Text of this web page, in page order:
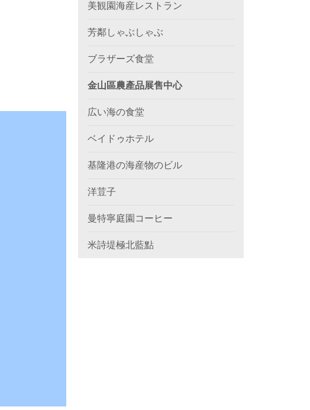
美観園海産レストラン
芳鄰しゃぶしゃぶ
ブラザーズ食堂
金山區農產品展售中心
広い海の食堂
ベイドゥホテル
基隆港の海産物のビル
洋荳子
曼特寧庭園コーヒー
米詩堤極北藍點